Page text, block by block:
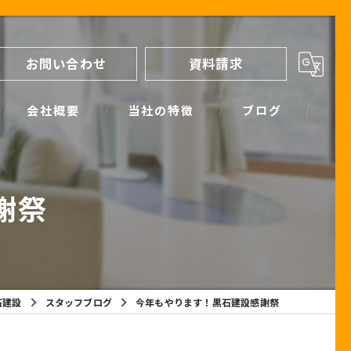
お問い合わせ 資料請求
会社概要 当社の特徴
間取り
断熱
ブログ
スタッフブログ
祭
設 スタッフブログ 今年もやります！黒石建設感謝祭